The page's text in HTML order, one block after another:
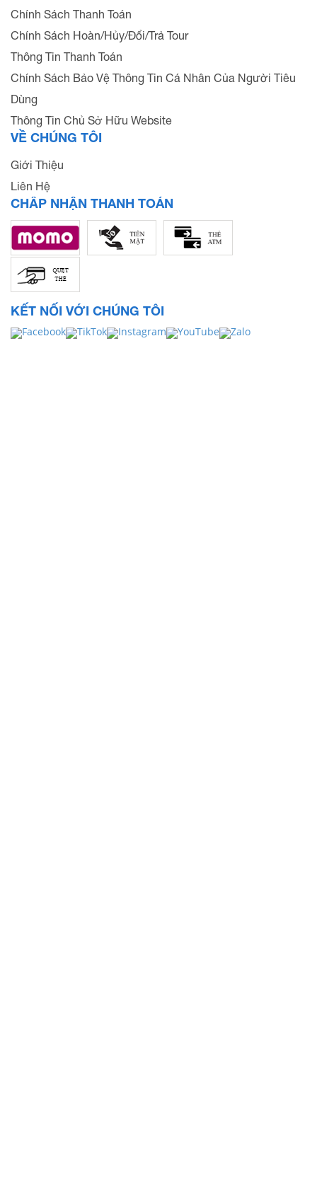
Chính Sách Thanh Toán
Chính Sách Hoàn/Hủy/Đổi/Trả Tour
Thông Tin Thanh Toán
Chính Sách Bảo Vệ Thông Tin Cá Nhân Của Người Tiêu
Dùng
Thông Tin Chủ Sở Hữu Website
VỀ CHÚNG TÔI
Giới Thiệu
Liên Hệ
CHẤP NHẬN THANH TOÁN
KẾT NỐI VỚI CHÚNG TÔI